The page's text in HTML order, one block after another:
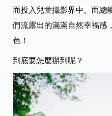
而投入兒童攝影界中。而總
們流露出的滿滿自然幸福感
色！
到底要怎麼辦到呢？